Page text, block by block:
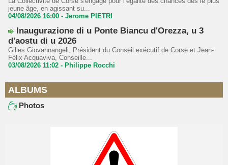
jeune âge, en agissant su...
04/08/2026 16:00 - Jerome PIETRI
Inaugurazione di u Ponte Biancu d'Orezza, u 3
d'aostu di u 2026
Gilles Giovannangeli, Président du Conseil exécutif de Corse et Jean-
Félix Acquaviva, Conseille...
03/08/2026 11:02 - Philippe Rocchi
ALBUMS
Photos